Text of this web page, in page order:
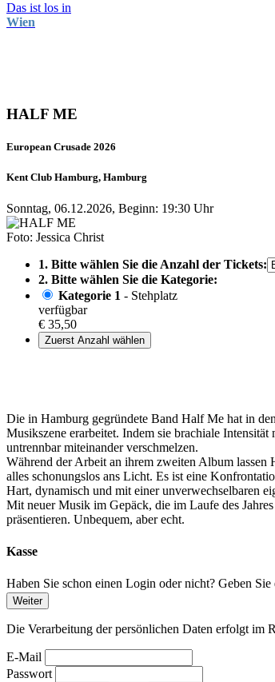
Das ist los in
Wien
HALF ME
European Crusade 2026
Kent Club Hamburg, Hamburg
Sonntag, 06.12.2026, Beginn: 19:30 Uhr
Foto: Jessica Christ
1. Bitte wählen Sie die Anzahl der Tickets:
2. Bitte wählen Sie die Kategorie:
Kategorie 1 - Stehplatz
verfügbar
€ 35,50
Zuerst Anzahl wählen
Die in Hamburg gegründete Band Half Me hat in
Musikszene erarbeitet. Indem sie brachiale
untrennbar miteinander verschmelzen.
Während der Arbeit an ihrem zweiten Album
alles schonungslos ans Licht. Es ist eine
Hart, dynamisch und mit einer unverwechselbaren
Mit neuer Musik im Gepäck, die im Laufe des
präsentieren. Unbequem, aber echt.
Kasse
Haben Sie schon einen Login oder nicht? Geben
Weiter
Die Verarbeitung der persönlichen Daten erfolgt im
E-Mail
Passwort